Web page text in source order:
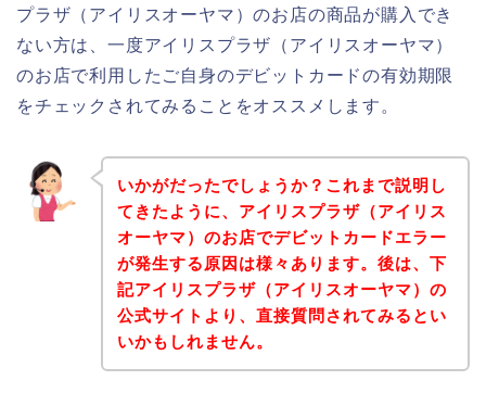
プラザ（アイリスオーヤマ）のお店の商品が購入でき
ない方は、一度アイリスプラザ（アイリスオーヤマ）
のお店で利用したご自身のデビットカードの有効期限
をチェックされてみることをオススメします。
いかがだったでしょうか？これまで説明し
てきたように、アイリスプラザ（アイリス
オーヤマ）のお店でデビットカードエラー
が発生する原因は様々あります。後は、下
記アイリスプラザ（アイリスオーヤマ）の
公式サイトより、直接質問されてみるとい
いかもしれません。